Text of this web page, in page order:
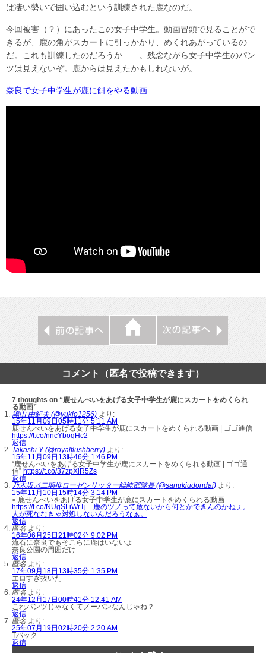
は凄い勢いで囲い込むという訓練された鹿なのだ。
今回被害（？）にあったこの女子中学生。動画冒頭で見ることがで
きるが、鹿の角がスカートに引っかかり、めくれあがっているの
だ。これも訓練したのだろうか……。残念ながら女子中学生のパン
ツは見えないぞ。鹿からは見えたかもしれないが。
奈良で女子中学生が鹿に餌をやる動画
コメント（匿名で投稿できます）
7 thoughts on “鹿せんべいをあげる女子中学生が鹿にスカートをめくられ
る動画”
鳩山 由紀夫 (@yukio1256) より:
15年11月09日05時11分 5:11 AM
鹿せんべいをあげる女子中学生が鹿にスカートをめくられる動画 | ゴゴ通信
https://t.co/nncYboqHc2
返信
Takashi Y (@royalflushberry) より:
15年11月09日13時46分 1:46 PM
“鹿せんべいをあげる女子中学生が鹿にスカートをめくられる動画 | ゴゴ通
信” https://t.co/37zpXlR5Zs
返信
乃木坂⊿二期推ローゼンリッター饂飩部隊長 (@sanukiudondai) より:
15年11月10日15時14分 3:14 PM
» 鹿せんべいをあげる女子中学生が鹿にスカートをめくられる動画
https://t.co/NUgSLiWrTj 鹿のツノって危ないから何とかできんのかねぇ。
人が死ななきゃ対処しないんだろうなぁ。
返信
匿名 より:
16年06月25日21時02分 9:02 PM
流石に奈良でもそこらに鹿はいないよ
奈良公園の周囲だけ
返信
匿名 より:
17年09月18日13時35分 1:35 PM
エロすぎ抜いた
返信
匿名 より:
24年12月17日00時41分 12:41 AM
これパンツじゃなくてノーパンなんじゃね？
返信
匿名 より:
25年07月19日02時20分 2:20 AM
Tバック
返信